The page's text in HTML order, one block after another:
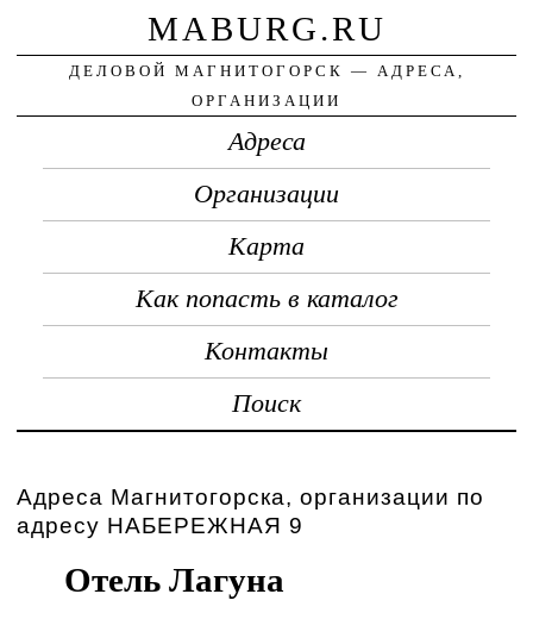
MABURG.RU
ДЕЛОВОЙ МАГНИТОГОРСК — АДРЕСА,
ОРГАНИЗАЦИИ
Адреса
Организации
Карта
Как попасть в каталог
Контакты
Поиск
Адреса Магнитогорска, организации по
адресу НАБЕРЕЖНАЯ 9
Отель Лагуна